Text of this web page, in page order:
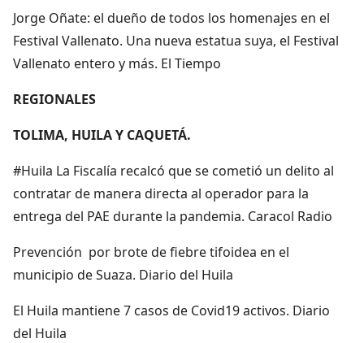
Jorge Oñate: el dueño de todos los homenajes en el
Festival Vallenato. Una nueva estatua suya, el Festival
Vallenato entero y más. El Tiempo
REGIONALES
TOLIMA, HUILA Y CAQUETÁ.
#Huila La Fiscalía recalcó que se cometió un delito al
contratar de manera directa al operador para la
entrega del PAE durante la pandemia. Caracol Radio
Prevención por brote de fiebre tifoidea en el
municipio de Suaza. Diario del Huila
El Huila mantiene 7 casos de Covid19 activos. Diario
del Huila